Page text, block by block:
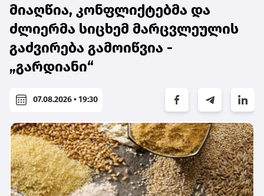
მიაღწია, კონფლიქტებმა და
ძლიერმა სიცხემ მარცვლეულის
გაძვირება გამოიწვია -
„გარდიანი“
07.08.2026 • 19:30